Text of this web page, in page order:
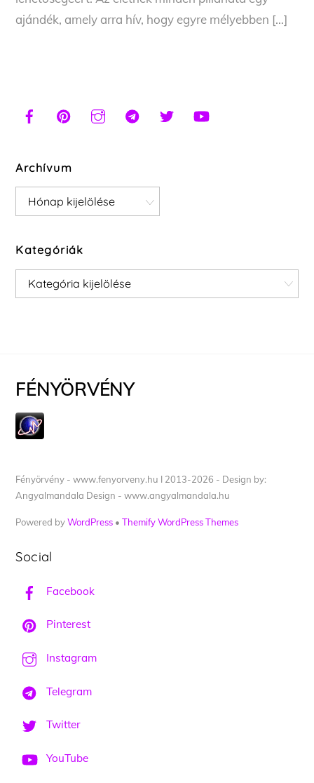
ajándék, amely arra hív, hogy egyre mélyebben […]
Archívum
Archívum
Kategóriák
Kategóriák
FÉNYÖRVÉNY
Fényörvény - www.fenyorveny.hu I 2013-2026 - Design by:
Angyalmandala Design - www.angyalmandala.hu
Powered byWordPress •Themify WordPress Themes
Social
Facebook
Pinterest
Instagram
Telegram
Twitter
YouTube